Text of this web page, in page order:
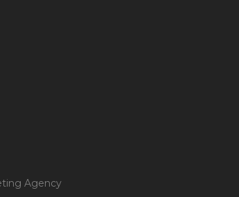
Agency